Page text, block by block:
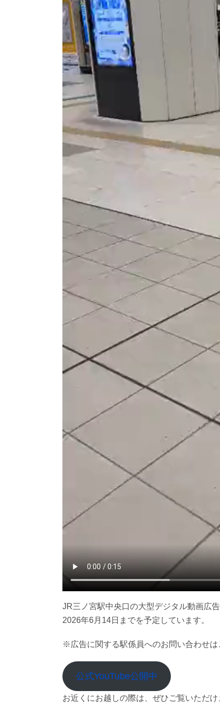
JR三ノ宮駅中央口の大型デジタル動画広告
2026年6月14日までを予定しています。
※広告に関する​駅係員へのお問い合わせは
公式YouTube公開中
お近くにお越しの際は、ぜひご覧いただけ